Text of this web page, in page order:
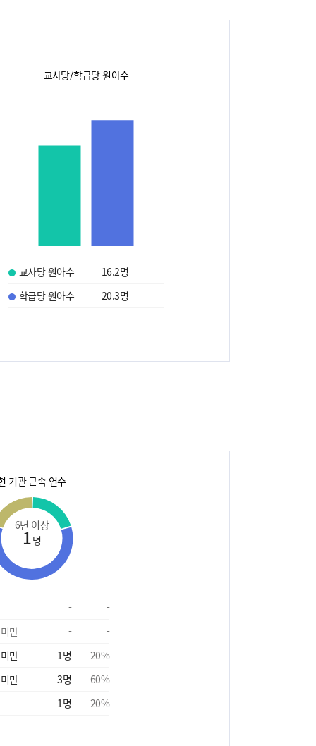
교사당/학급당 원아수
교사당 원아수 16.2명
학급당 원아수
20.3명
기관 근속 연수
6년 이상
1명
-
-
만
-
-
만
1 명 20%
만
3명 60%
1 명 20%